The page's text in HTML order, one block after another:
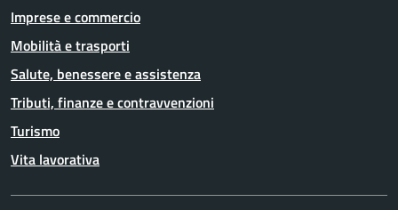
Imprese e commercio
Mobilità e trasporti
Salute, benessere e assistenza
Tributi, finanze e contravvenzioni
Turismo
Vita lavorativa